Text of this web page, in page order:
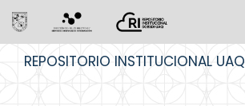
REPOSITORIO INSTITUCIONAL UAQ